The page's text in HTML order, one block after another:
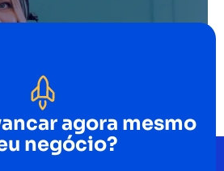
agora mesmo
negócio?